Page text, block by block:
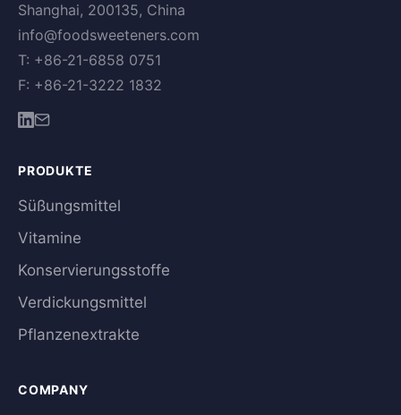
Shanghai, 200135, China
info@foodsweeteners.com
T: +86-21-6858 0751
F: +86-21-3222 1832
PRODUKTE
Süßungsmittel
Vitamine
Konservierungsstoffe
Verdickungsmittel
Pflanzenextrakte
COMPANY